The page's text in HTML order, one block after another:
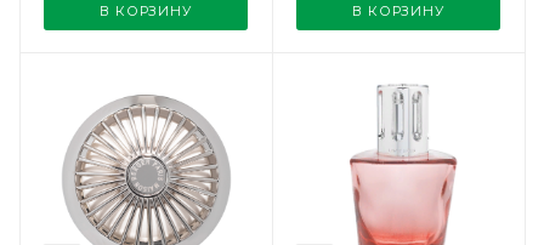
В КОРЗИНУ В КОРЗИНУ